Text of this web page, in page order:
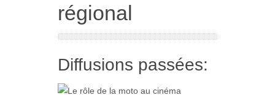
régional
Diffusions passées: